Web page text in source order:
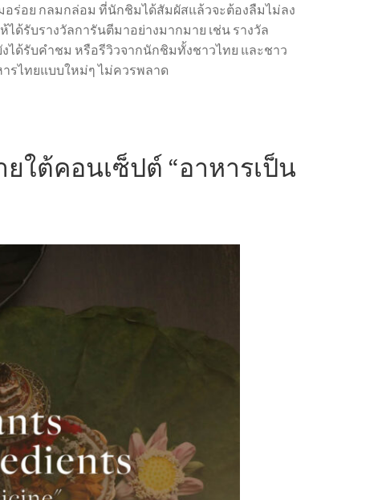
มอร่อย กลมกล่อม ที่นักชิมได้สัมผัสแล้วจะต้องลืมไม่ลง
ห้ได้รับรางวัลการันตีมาอย่างมากมาย เช่น รางวัล
ได้รับคำชม หรือรีวิวจากนักชิมทั้งชาวไทย และชาว
รไทยแบบใหม่ๆ ไม่ควรพลาด
ใต้คอนเซ็ปต์ “อาหารเป็น